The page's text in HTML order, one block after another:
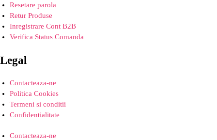
Resetare parola
Retur Produse
Inregistrare Cont B2B
Verifica Status Comanda
Legal
Contacteaza-ne
Politica Cookies
Termeni si conditii
Confidentialitate
Contacteaza-ne